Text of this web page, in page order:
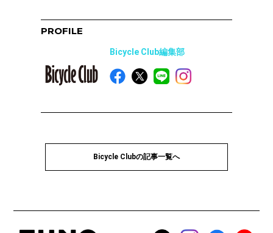
PROFILE
Bicycle Club編集部
Bicycle Clubの記事一覧へ